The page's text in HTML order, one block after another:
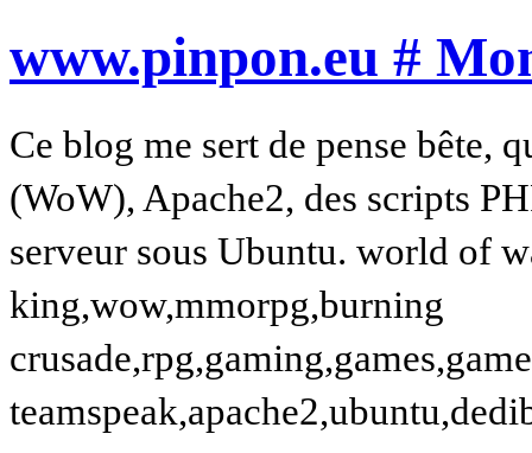
www.pinpon.eu #
Ce blog me sert de pense bête,
(WoW), Apache2, des scripts
serveur sous Ubuntu. world of
king,wow,mmorpg,burning